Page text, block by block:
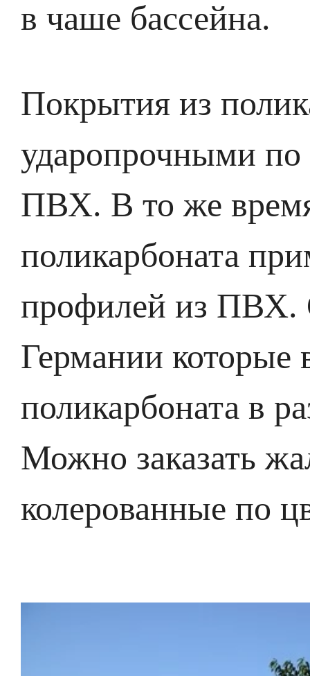
в чаше бассейна.
Покрытия из
ударопрочными
ПВХ. В то же
поликарбоната
профилей из ПВХ.
Германии
поликарбоната в
Можно заказать
колерованные по